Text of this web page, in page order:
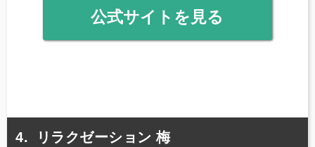
公式サイトを見る
リラクゼーション 梅